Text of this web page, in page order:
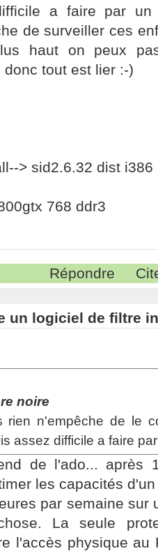
a faire par un
de surveiller ces
haut on peux
donc tout est lier :-)
> sid2.6.32 dist i386
768 ddr3
Répondre
un logiciel de filtre
noire
rien n'empêche de le
assez difficile a faire
de l'ado... après
les capacités
par semaine sur
La seule
l'accès physique au